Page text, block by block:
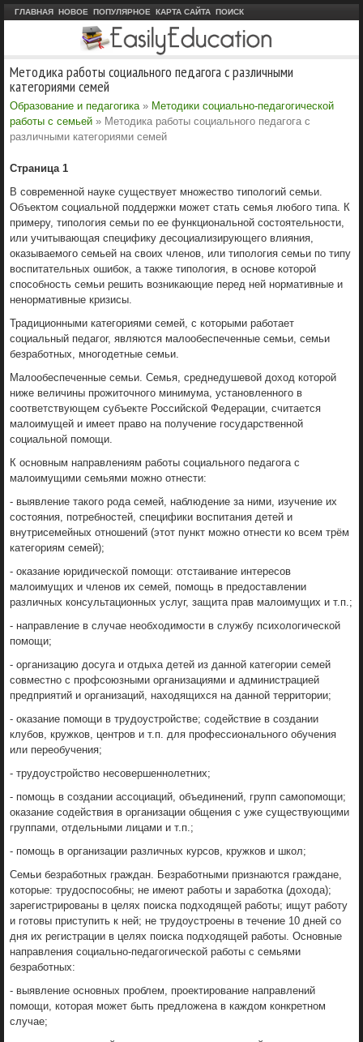
ГЛАВНАЯ НОВОЕ ПОПУЛЯРНОЕ КАРТА САЙТА ПОИСК
Методика работы социального педагога с различными
категориями семей
Образование и педагогика » Методики социально-педагогической
работы с семьей » Методика работы социального педагога с
различными категориями семей
Страница 1
В современной науке существует множество типологий семьи.
Объектом социальной поддержки может стать семья любого типа. К
примеру, типология семьи по ее функциональной состоятельности,
или учитывающая специфику десоциализирующего влияния,
оказываемого семьей на своих членов, или типология семьи по типу
воспитательных ошибок, а также типология, в основе которой
способность семьи решить возникающие перед ней нормативные и
ненормативные кризисы.
Традиционными категориями семей, с которыми работает
социальный педагог, являются малообеспеченные семьи, семьи
безработных, многодетные семьи.
Малообеспеченные семьи. Семья, среднедушевой доход которой
ниже величины прожиточного минимума, установленного в
соответствующем субъекте Российской Федерации, считается
малоимущей и имеет право на получение государственной
социальной помощи.
К основным направлениям работы социального педагога с
малоимущими семьями можно отнести:
- выявление такого рода семей, наблюдение за ними, изучение их
состояния, потребностей, специфики воспитания детей и
внутрисемейных отношений (этот пункт можно отнести ко всем трём
категориям семей);
- оказание юридической помощи: отстаивание интересов
малоимущих и членов их семей, помощь в предоставлении
различных консультационных услуг, защита прав малоимущих и т.п.;
- направление в случае необходимости в службу психологической
помощи;
- организацию досуга и отдыха детей из данной категории семей
совместно с профсоюзными организациями и администрацией
предприятий и организаций, находящихся на данной территории;
- оказание помощи в трудоустройстве; содействие в создании
клубов, кружков, центров и т.п. для профессионального обучения
или переобучения;
- трудоустройство несовершеннолетних;
- помощь в создании ассоциаций, объединений, групп самопомощи;
оказание содействия в организации общения с уже существующими
группами, отдельными лицами и т.п.;
- помощь в организации различных курсов, кружков и школ;
Семьи безработных граждан. Безработными признаются граждане,
которые: трудоспособны; не имеют работы и заработка (дохода);
зарегистрированы в целях поиска подходящей работы; ищут работу
и готовы приступить к ней; не трудоустроены в течение 10 дней со
дня их регистрации в целях поиска подходящей работы. Основные
направления социально-педагогической работы с семьями
безработных:
- выявление основных проблем, проектирование направлений
помощи, которая может быть предложена в каждом конкретном
случае;